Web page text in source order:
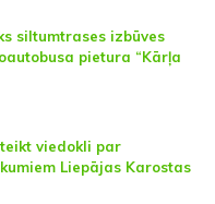
siltumtrases izbūves
pietura “Kārļa
viedokli par
Liepājas Karostas